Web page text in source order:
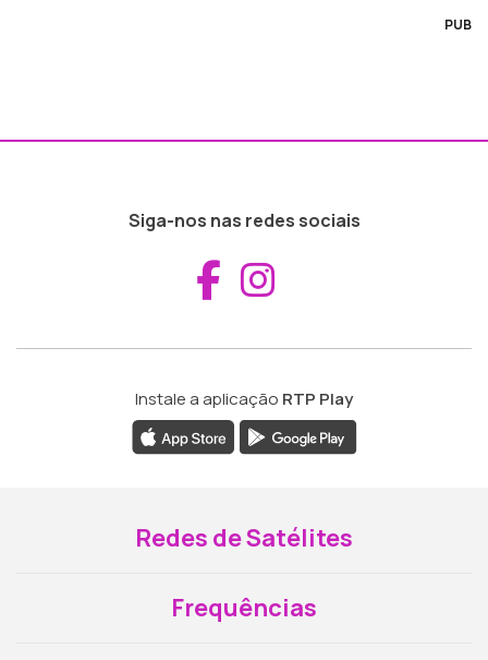
PUB
Siga-nos nas redes sociais
Aceder ao
Instale a aplicação RTP Play
Redes de Satélites
Frequências